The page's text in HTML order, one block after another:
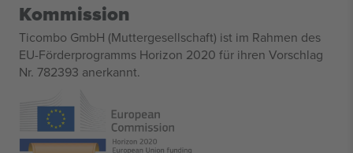
Kommission
Ticombo GmbH (Muttergesellschaft) ist im Rahmen des
EU-Förderprogramms Horizon 2020 für ihren Vorschlag
Nr. 782393 anerkannt.